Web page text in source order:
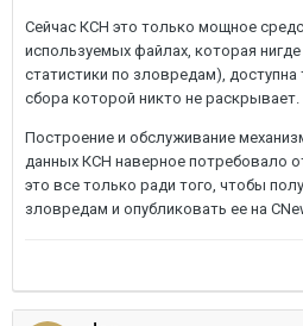
Сейчас КСН это только мощное
используемых файлах, которая
статистики по зловредам),
сбора которой никто не раскрывает.
Построение и обслуживание
данных КСН наверное потребовало
это все только ради того, чтобы
зловредам и опубликовать ее на